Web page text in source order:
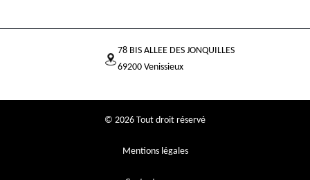
78 BIS ALLEE DES JONQUILLES
69200 Venissieux
© 2026 Tout droit réservé
Mentions légales